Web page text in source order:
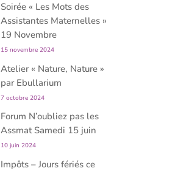
Soirée « Les Mots des
Assistantes Maternelles »
19 Novembre
15 novembre 2024
Atelier « Nature, Nature »
par Ebullarium
7 octobre 2024
Forum N’oubliez pas les
Assmat Samedi 15 juin
10 juin 2024
Impôts – Jours fériés ce